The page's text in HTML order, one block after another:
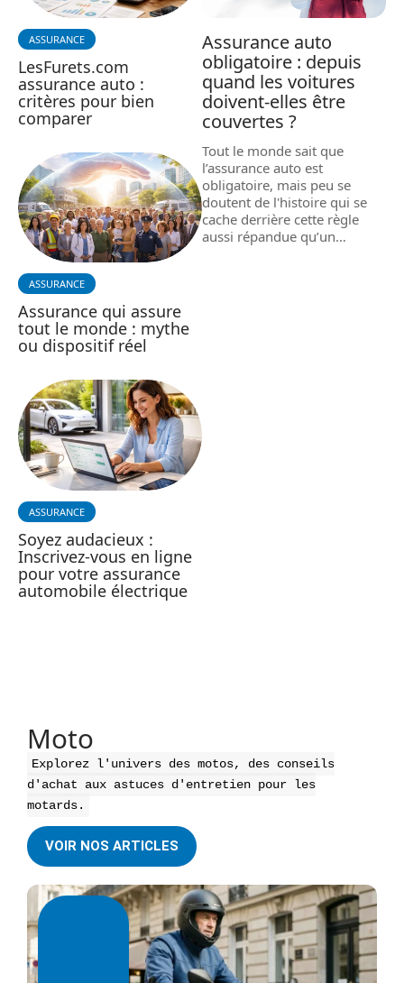
ASSURANCE
LesFurets.com
assurance auto :
critères pour bien
comparer
ASSURANCE
Assurance qui assure
tout le monde : mythe
ou dispositif réel
ASSURANCE
Soyez audacieux :
Inscrivez-vous en ligne
pour votre assurance
automobile électrique
Assurance auto
obligatoire : depuis
quand les voitures
doivent-elles être
couvertes ?
Tout le monde sait que
l’assurance auto est
obligatoire, mais peu se
doutent de l'histoire qui se
cache derrière cette règle
aussi répandue qu’un…
Moto
Explorez l'univers des motos, des conseils
d'achat aux astuces d'entretien pour les
motards.
VOIR NOS ARTICLES